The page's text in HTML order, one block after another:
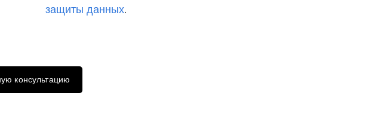
защиты данных.
консультацию